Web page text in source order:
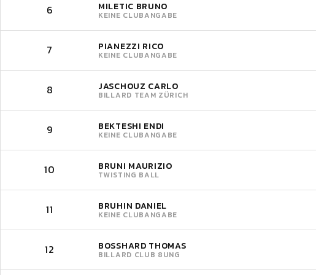
6 MILETIC BRUNO
KEINE CLUBANGABE
7 PIANEZZI RICO
KEINE CLUBANGABE
8 JASCHOUZ CARLO
BILLARD TEAM ZÜRICH
9 BEKTESHI ENDI
KEINE CLUBANGABE
10 BRUNI MAURIZIO
TWISTING BALL
11 BRUHIN DANIEL
KEINE CLUBANGABE
12 BOSSHARD THOMAS
BILLARD CLUB 8UNG